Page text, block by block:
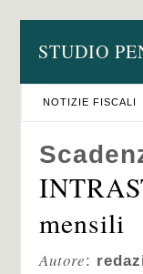
STUDIO
NOTIZIE FISCALI
mensili
Autore: